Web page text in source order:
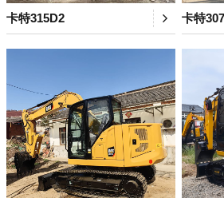
卡特315D2 卡特